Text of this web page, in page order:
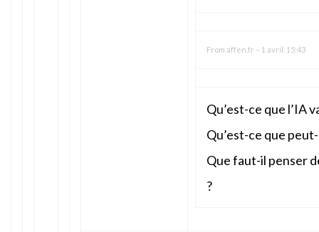
From affen.fr – 1 avril, 15:43
Qu’est-ce que l’IA
Qu’est-ce que
Que faut-il penser
?